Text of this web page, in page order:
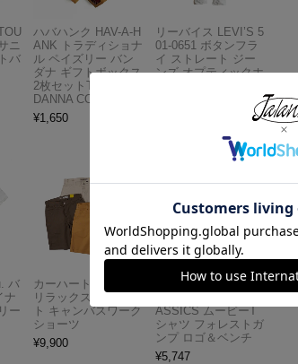
ニ
バ
ハバハンク HAV-A-H
ANK トラディショナ
ル ペイズリー バン
ダナ ギフトボックス
2枚セットTHE BAN
DANNA COMPANY
¥1,650
リーバイス LEVI’S 5
01-0651 ボタンフラ
イ ストレート ジー
ンズ オプティックホ
バ
ナ
ー
カーハート Carhartt
リラックスドフィッ
ト キャンバスワーク
ショーツ
¥9,900
アメリカンクラシッ
ASSICS ムービーT
シャツ フォレストガ
ンプ ロゴ＆ベンチ
¥5,747